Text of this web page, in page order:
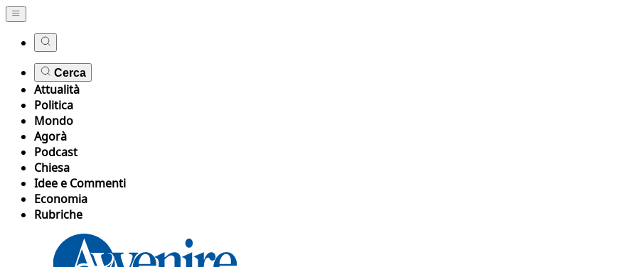
Cerca
Attualità
Politica
Mondo
Agorà
Podcast
Chiesa
Idee e Commenti
Economia
Rubriche